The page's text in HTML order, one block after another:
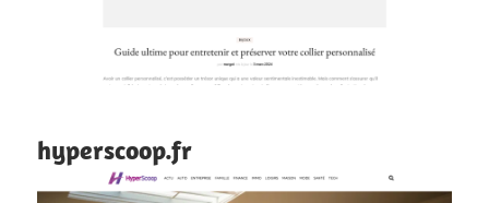
hyperscoop.fr